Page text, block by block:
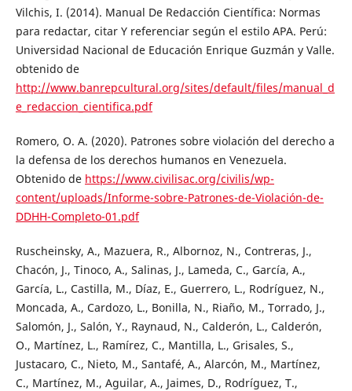
Vilchis, I. (2014). Manual De Redacción Científica: Normas
para redactar, citar Y referenciar según el estilo APA. Perú:
Universidad Nacional de Educación Enrique Guzmán y Valle.
obtenido de
http://www.banrepcultural.org/sites/default/files/manual_d
e_redaccion_cientifica.pdf
Romero, O. A. (2020). Patrones sobre violación del derecho a
la defensa de los derechos humanos en Venezuela.
Obtenido de https://www.civilisac.org/civilis/wp-
content/uploads/Informe-sobre-Patrones-de-Violación-de-
DDHH-Completo-01.pdf
Ruscheinsky, A., Mazuera, R., Albornoz, N., Contreras, J.,
Chacón, J., Tinoco, A., Salinas, J., Lameda, C., García, A.,
García, L., Castilla, M., Díaz, E., Guerrero, L., Rodríguez, N.,
Moncada, A., Cardozo, L., Bonilla, N., Riaño, M., Torrado, J.,
Salomón, J., Salón, Y., Raynaud, N., Calderón, L., Calderón,
O., Martínez, L., Ramírez, C., Mantilla, L., Grisales, S.,
Justacaro, C., Nieto, M., Santafé, A., Alarcón, M., Martínez,
C., Martínez, M., Aguilar, A., Jaimes, D., Rodríguez, T.,